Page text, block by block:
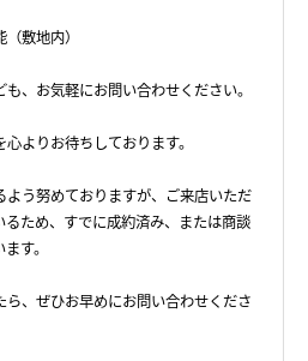
敷地内）
、お気軽にお問い合わせください。
よりお待ちしております。
う努めておりますが、ご来店いただ
ため、すでに成約済み、または商談
す。
、ぜひお早めにお問い合わせくださ